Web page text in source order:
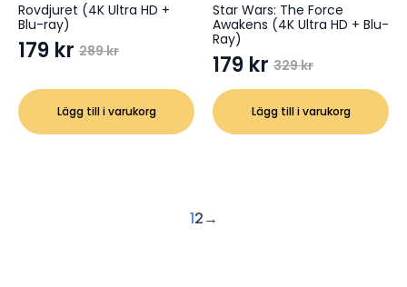
Rovdjuret (4K Ultra HD +
Blu-ray)
289kr
Det
ursprungliga
priset
var:
179 kr
Det
nuvarande
priset
är:
Lägg till i varukorg
Star Wars: The Force
Awakens (4K Ultra HD + Blu-
Ray)
329kr
Det
ursprungliga
priset
179 kr
Det
nuvarande
prisetLägg till i varukorg
12→